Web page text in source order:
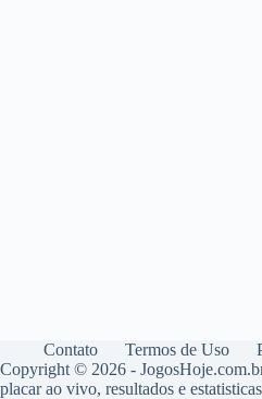
Contato Termos de Uso
Copyright © 2026 -
placar ao vivo, resultados e estatisticas